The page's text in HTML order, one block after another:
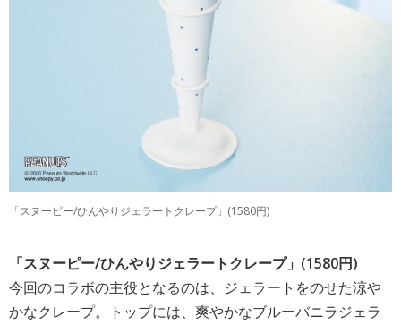
「スヌーピー/ひんやりジェラートクレープ」(1580円)
「スヌーピー/ひんやりジェラートクレープ」(1580円)
今回のコラボの主役となるのは、ジェラートをのせた涼や
かなクレープ。トップには、爽やかなブルーバニラジェラ